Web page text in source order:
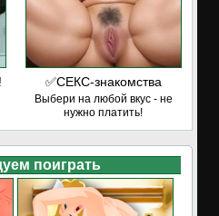
✅СЕКС-знакомства
Выбери на любой вкус - не
нужно платить!
поиграть